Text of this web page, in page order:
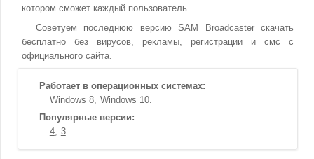
котором сможет каждый пользователь.
Советуем последнюю версию SAM Broadcaster скачать
бесплатно без вирусов, рекламы, регистрации и смс с
официального сайта.
Работает в операционных системах:
Windows 8
Windows 10
Популярные версии:
4
3